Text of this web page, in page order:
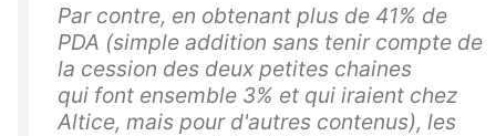
Par contre, en obtenant plus de 41% de
PDA (simple addition sans tenir compte de
la cession des deux petites chaines
qui font ensemble 3% et qui iraient chez
Altice, mais pour d'autres contenus), les